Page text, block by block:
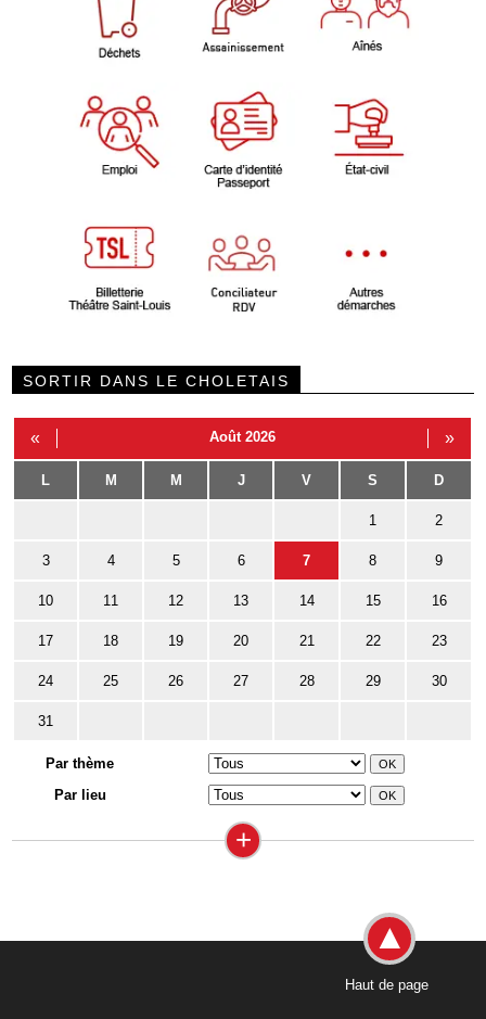
SORTIR DANS LE CHOLETAIS
« Août 2026 »
L M M J V S D
1 2
3 4 5 6 7 8 9
10 11 12 13 14 15 16
17 18 19 20 21 22 23
24 25 26 27 28 29 30
31
Par thème
Par lieu
+
Haut de page